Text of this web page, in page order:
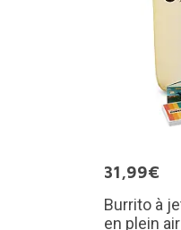
31,99€
Burrito à
en plein air